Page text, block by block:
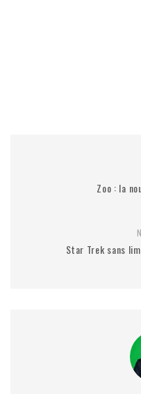
Zoo : la
Star Trek sans